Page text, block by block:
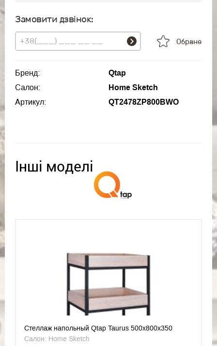
Замовити дзвінок:
Обране
Бренд:
Qtap
Салон:
Home Sketch
Артикул:
QT2478ZP800BWO
Інші моделі
Cтеллаж напольный Qtap Taurus 500х800х350
Whitish oak QT24752SN800WO
Салон: Home Sketch